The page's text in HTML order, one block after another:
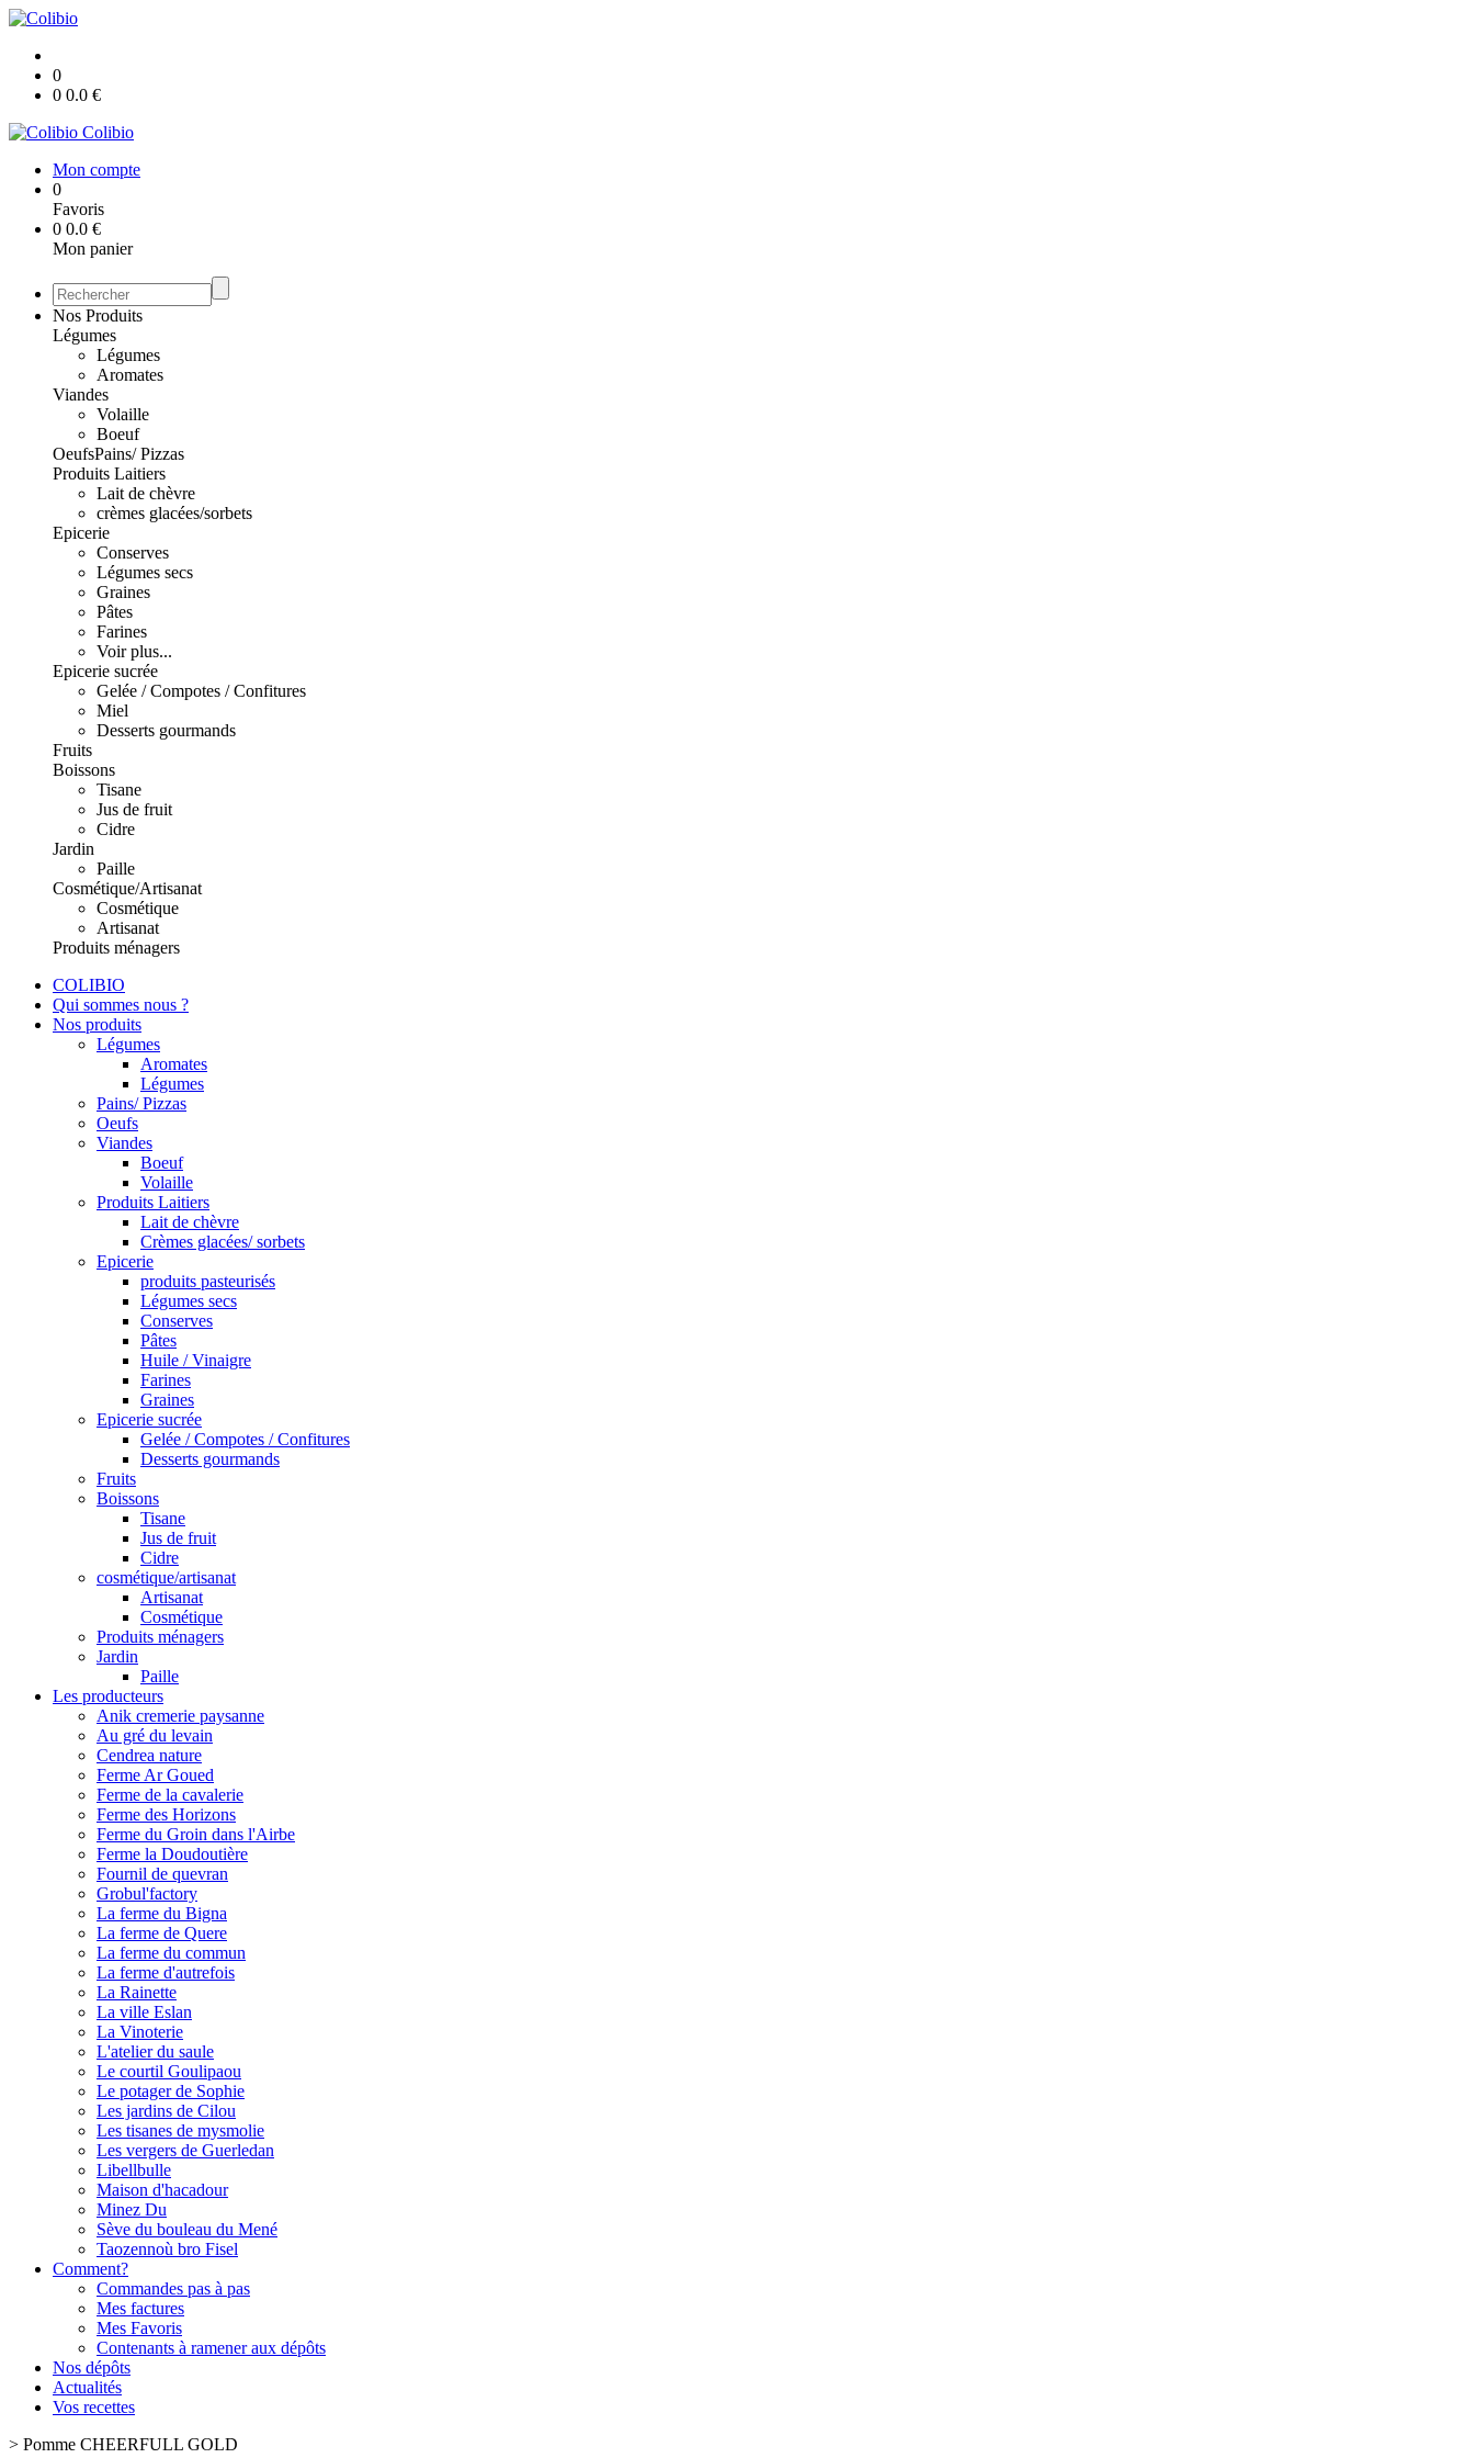
0
0 0.0 €
Colibio
Mon compte
0
Favoris
0 0.0 €
Mon panier
Nos Produits
Légumes
Légumes
Aromates
Viandes
Volaille
Boeuf
OeufsPains/ Pizzas
Produits Laitiers
Lait de chèvre
crèmes glacées/sorbets
Epicerie
Conserves
Légumes secs
Graines
Pâtes
Farines
Voir plus...
Epicerie sucrée
Gelée / Compotes / Confitures
Miel
Desserts gourmands
Fruits
Boissons
Tisane
Jus de fruit
Cidre
Jardin
Paille
Cosmétique/Artisanat
Cosmétique
Artisanat
Produits ménagers
COLIBIO
Qui sommes nous ?
Nos produits
Légumes
Aromates
Légumes
Pains/ Pizzas
Oeufs
Viandes
Boeuf
Volaille
Produits Laitiers
Lait de chèvre
Crèmes glacées/ sorbets
Epicerie
produits pasteurisés
Légumes secs
Conserves
Pâtes
Huile / Vinaigre
Farines
Graines
Epicerie sucrée
Gelée / Compotes / Confitures
Desserts gourmands
Fruits
Boissons
Tisane
Jus de fruit
Cidre
cosmétique/artisanat
Artisanat
Cosmétique
Produits ménagers
Jardin
Paille
Les producteurs
Anik cremerie paysanne
Au gré du levain
Cendrea nature
Ferme Ar Goued
Ferme de la cavalerie
Ferme des Horizons
Ferme du Groin dans l'Airbe
Ferme la Doudoutière
Fournil de quevran
Grobul'factory
La ferme du Bigna
La ferme de Quere
La ferme du commun
La ferme d'autrefois
La Rainette
La ville Eslan
La Vinoterie
L'atelier du saule
Le courtil Goulipaou
Le potager de Sophie
Les jardins de Cilou
Les tisanes de mysmolie
Les vergers de Guerledan
Libellbulle
Maison d'hacadour
Minez Du
Sève du bouleau du Mené
Taozennoù bro Fisel
Comment?
Commandes pas à pas
Mes factures
Mes Favoris
Contenants à ramener aux dépôts
Nos dépôts
Actualités
Vos recettes
> Pomme CHEERFULL GOLD